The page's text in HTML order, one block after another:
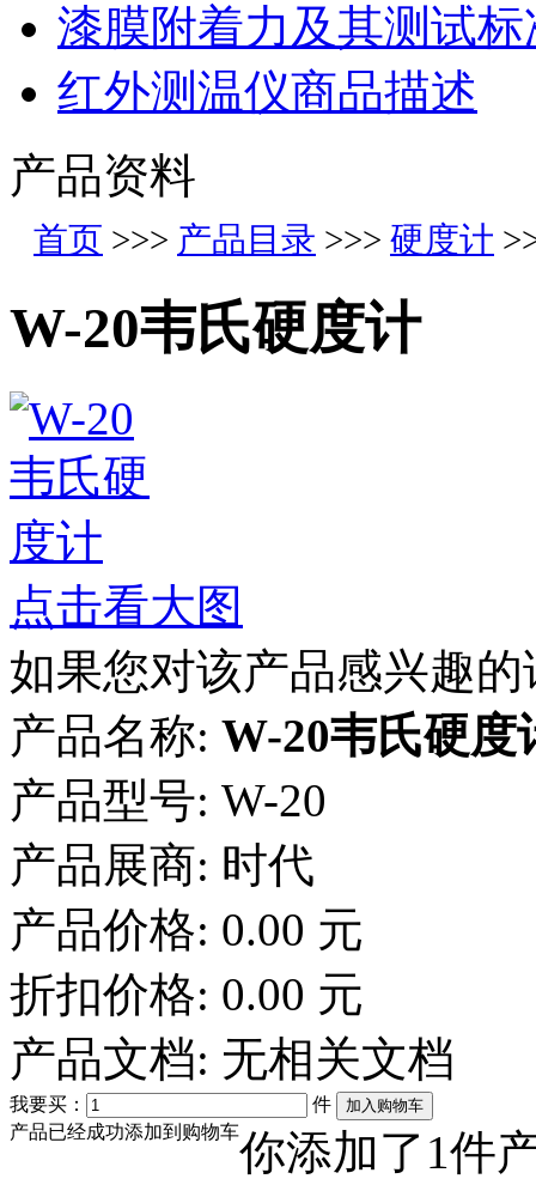
漆膜附着力及其测试标
红外测温仪商品描述
产品资料
首页 >>> 产品目录 >>> 硬度计
W-20韦氏硬度计
点击看大图
如果您对该产品感兴趣的
产品名称: W-20韦氏硬度
产品型号: W-20
产品展商: 时代
产品价格: 0.00 元
折扣价格: 0.00 元
产品文档: 无相关文档
我要买：
件
产品已经成功添加到购物车你添加了 1件